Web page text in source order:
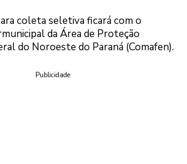
coleta seletiva ficará com o
da Área de Proteção
do Noroeste do Paraná (Comafen).
Publicidade